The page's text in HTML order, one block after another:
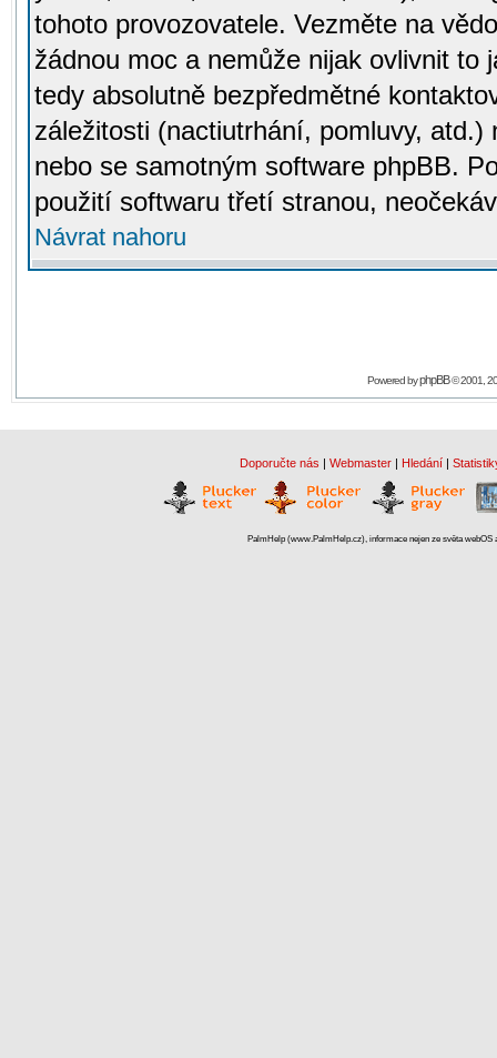
tohoto provozovatele. Vezměte na
žádnou moc a nemůže nijak ovlivnit to
tedy absolutně bezpředmětné
záležitosti (nactiutrhání, pomluvy,
nebo se samotným software phpBB.
použití softwaru třetí stranou,
Návrat nahoru
Powered byphpBB© 2001,
Doporučte nás | Webmaster | Hledání |
PalmHelp (www.PalmHelp.cz), informace nejen ze světa